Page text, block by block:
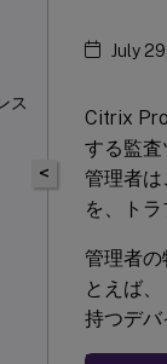
ス
<
July
Citrix
する監査
管理者
を、ト
管理者
とえば、
持つデ